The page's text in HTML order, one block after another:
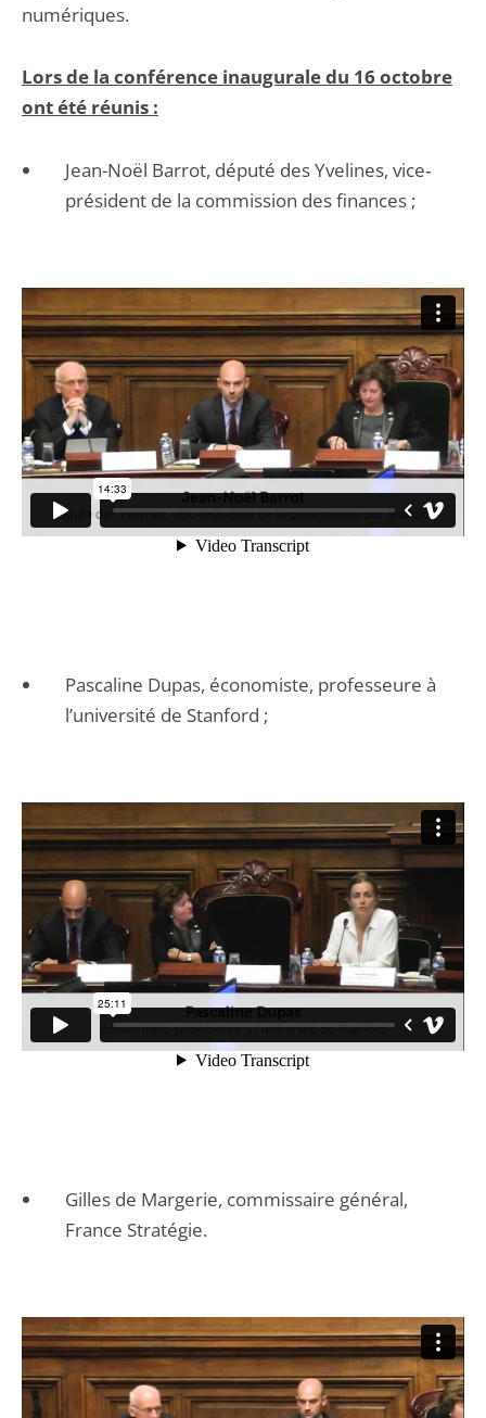
numériques.
Lors de la conférence inaugurale du 16 octobre
ont été réunis :
Jean-Noël Barrot, député des Yvelines, vice‐
président de la commission des finances ;
Pascaline Dupas, économiste, professeure à
l’université de Stanford ;
Gilles de Margerie, commissaire général,
France Stratégie.